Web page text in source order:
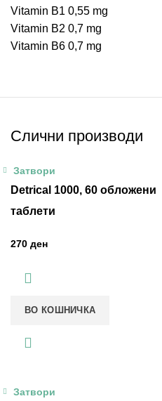
Vitamin B1 0,55 mg
Vitamin B2 0,7 mg
Vitamin B6 0,7 mg
Слични производи
Затвори
Detrical 1000, 60 обложени
таблети
ден
ВО КОШНИЧКА
Затвори